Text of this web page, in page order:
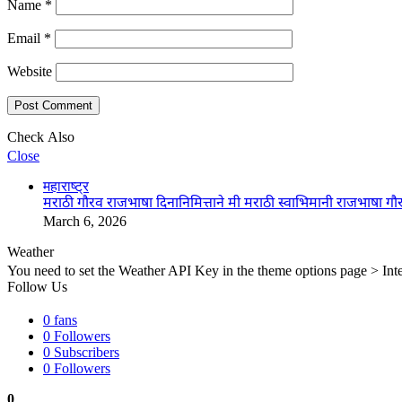
Name *
Email *
Website
Check Also
Close
महाराष्ट्र
मराठी गौरव राजभाषा दिनानिमित्ताने मी मराठी स्वाभिमानी राजभाषा
March 6, 2026
Weather
You need to set the Weather API Key in the theme options page >
Follow Us
0 fans
0 Followers
0 Subscribers
0 Followers